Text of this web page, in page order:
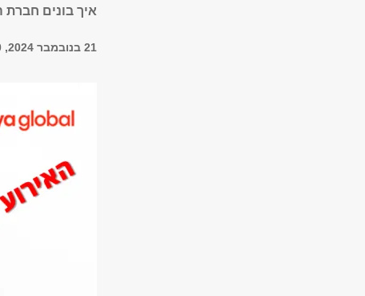
איך בונים חברת
21 בנובמבר 2024, 16:00